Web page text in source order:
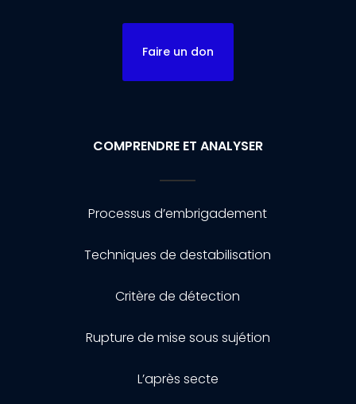
Faire un don
COMPRENDRE ET ANALYSER
Processus d’embrigadement
Techniques de destabilisation
Critère de détection
Rupture de mise sous sujétion
L’après secte